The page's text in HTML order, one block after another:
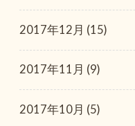
2017年12月 (15)
2017年11月 (9)
2017年10月 (5)